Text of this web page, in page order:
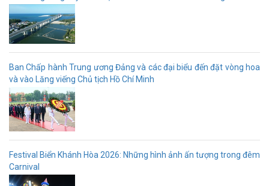
Ban Chấp hành Trung ương Đảng và các đại biểu đến đặt vòng hoa
và vào Lăng viếng Chủ tịch Hồ Chí Minh
Festival Biển Khánh Hòa 2026: Những hình ảnh ấn tượng trong đêm
Carnival